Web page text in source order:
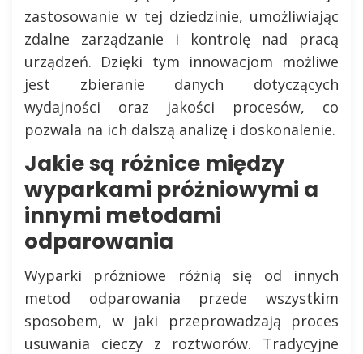
zastosowanie w tej dziedzinie, umożliwiając
zdalne zarządzanie i kontrolę nad pracą
urządzeń. Dzięki tym innowacjom możliwe
jest zbieranie danych dotyczących
wydajności oraz jakości procesów, co
pozwala na ich dalszą analizę i doskonalenie.
Jakie są różnice między
wyparkami próżniowymi a
innymi metodami
odparowania
Wyparki próżniowe różnią się od innych
metod odparowania przede wszystkim
sposobem, w jaki przeprowadzają proces
usuwania cieczy z roztworów. Tradycyjne